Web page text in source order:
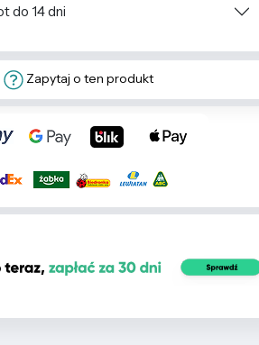
do 14 dni
Zapytaj o ten produkt